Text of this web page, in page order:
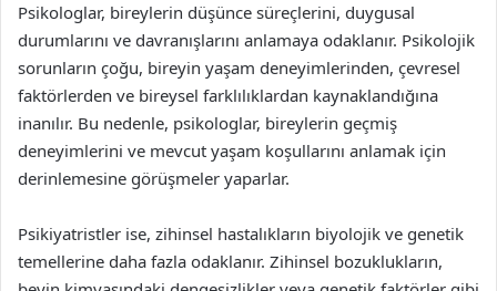
Psikologlar, bireylerin düşünce süreçlerini, duygusal
durumlarını ve davranışlarını anlamaya odaklanır. Psikolojik
sorunların çoğu, bireyin yaşam deneyimlerinden, çevresel
faktörlerden ve bireysel farklılıklardan kaynaklandığına
inanılır. Bu nedenle, psikologlar, bireylerin geçmiş
deneyimlerini ve mevcut yaşam koşullarını anlamak için
derinlemesine görüşmeler yaparlar.
Psikiyatristler ise, zihinsel hastalıkların biyolojik ve genetik
temellerine daha fazla odaklanır. Zihinsel bozuklukların,